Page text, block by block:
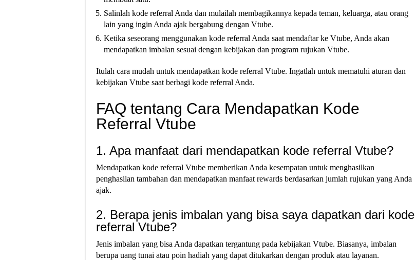
Salinlah kode referral Anda dan mulailah membagikannya kepada teman, keluarga, atau orang
lain yang ingin Anda ajak bergabung dengan Vtube.
Ketika seseorang menggunakan kode referral Anda saat mendaftar ke Vtube, Anda akan
mendapatkan imbalan sesuai dengan kebijakan dan program rujukan Vtube.
Itulah cara mudah untuk mendapatkan kode referral Vtube. Ingatlah untuk mematuhi aturan dan
kebijakan Vtube saat berbagi kode referral Anda.
FAQ tentang Cara Mendapatkan Kode
Referral Vtube
1. Apa manfaat dari mendapatkan kode referral Vtube?
Mendapatkan kode referral Vtube memberikan Anda kesempatan untuk menghasilkan
penghasilan tambahan dan mendapatkan manfaat rewards berdasarkan jumlah rujukan yang Anda
ajak.
2. Berapa jenis imbalan yang bisa saya dapatkan dari kode
referral Vtube?
Jenis imbalan yang bisa Anda dapatkan tergantung pada kebijakan Vtube. Biasanya, imbalan
berupa uang tunai atau poin hadiah yang dapat ditukarkan dengan produk atau layanan.